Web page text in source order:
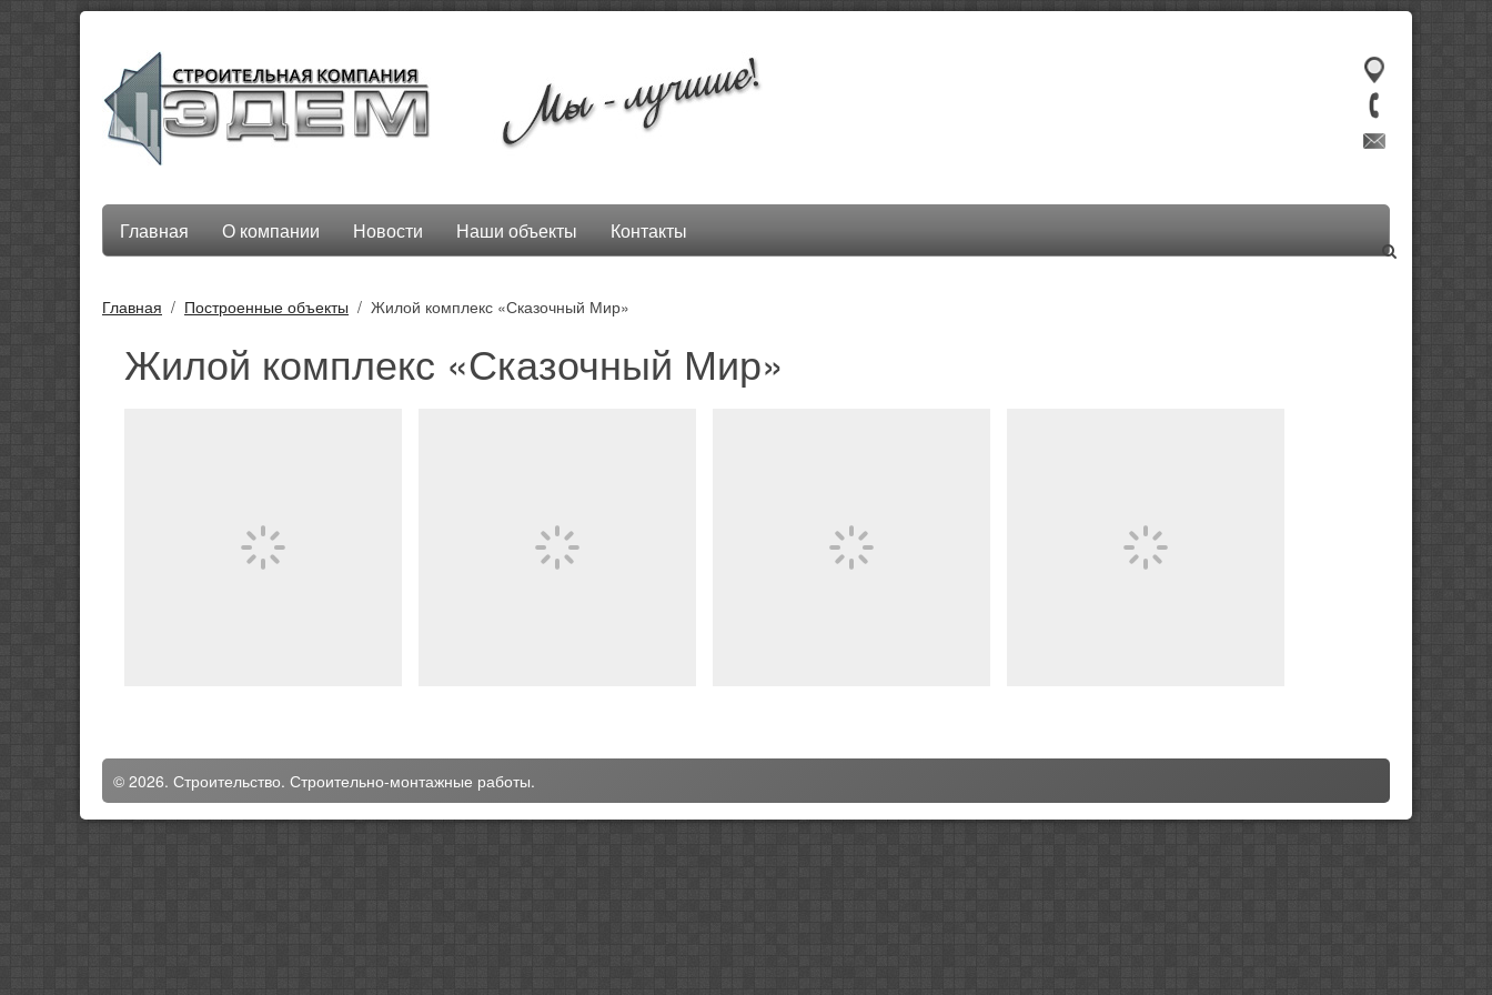
Главная О компании Новости Наши объекты Контакты
Главная Построенные объекты Жилой комплекс «Сказочный Мир»
Жилой комплекс «Сказочный Мир»
© 2026. Строительство. Строительно-монтажные работы.